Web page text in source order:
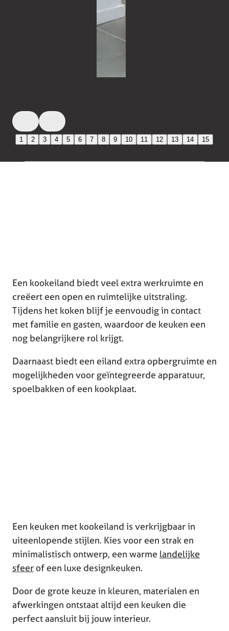
1 2 3 4 5 6 7 8 9 10 11 12 13 14 15
Een kookeiland biedt veel extra werkruimte en
creëert een open en ruimtelijke uitstraling.
Tijdens het koken blijf je eenvoudig in contact
met familie en gasten, waardoor de keuken een
nog belangrijkere rol krijgt.
Daarnaast biedt een eiland extra opbergruimte en
mogelijkheden voor geïntegreerde apparatuur,
spoelbakken of een kookplaat.
Een keuken met kookeiland is verkrijgbaar in
uiteenlopende stijlen. Kies voor een strak en
minimalistisch ontwerp, een warme landelijke
sfeerof een luxe designkeuken.
Door de grote keuze in kleuren, materialen en
afwerkingen ontstaat altijd een keuken die
perfect aansluit bij jouw interieur.